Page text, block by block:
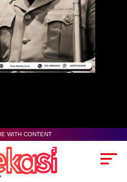
WITH CONTENT